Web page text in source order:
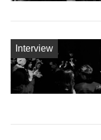
Interview